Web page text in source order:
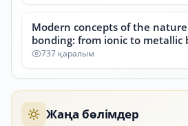
Modern concepts of the
bonding: from ionic to metallic
737 қаралым
Жаңа бөлімдер